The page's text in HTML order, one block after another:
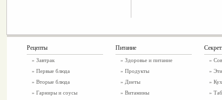
Рецепты
» Завтрак
» Первые блюда
» Вторые блюда
» Гарниры и соусы
Питание
» Здоровье и питание
» Продукты
» Диеты
» Витамины
»
»
»
»